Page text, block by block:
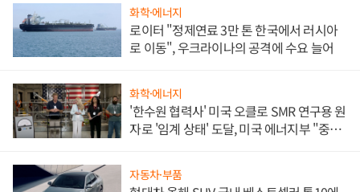
화학·에너지
로이터 "정제연료 3만 톤 한국에서 러시아
로 이동", 우크라이나의 공격에 수요 늘어
화학·에너지
'한수원 협력사' 미국 오클로 SMR 연구용 원
자로 '임계 상태' 도달, 미국 에너지부 "중요
자동차·부품